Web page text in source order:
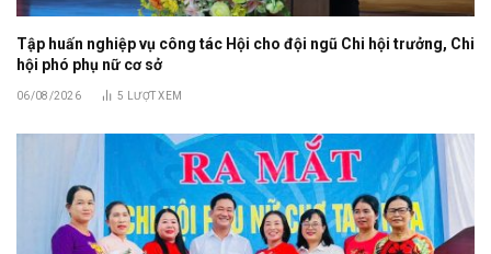
Tập huấn nghiệp vụ công tác Hội cho đội ngũ Chi hội trưởng, Chi
hội phó phụ nữ cơ sở
06/08/2026 5 LƯỢT XEM